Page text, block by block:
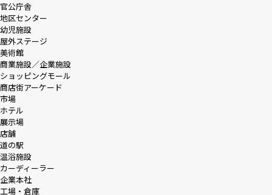
官公庁舎
地区センター
幼児施設
屋外ステージ
美術館
商業施設／企業施設
ショッピングモール
商店街アーケード
市場
ホテル
展示場
店舗
道の駅
温浴施設
カーディーラー
企業本社
工場・倉庫